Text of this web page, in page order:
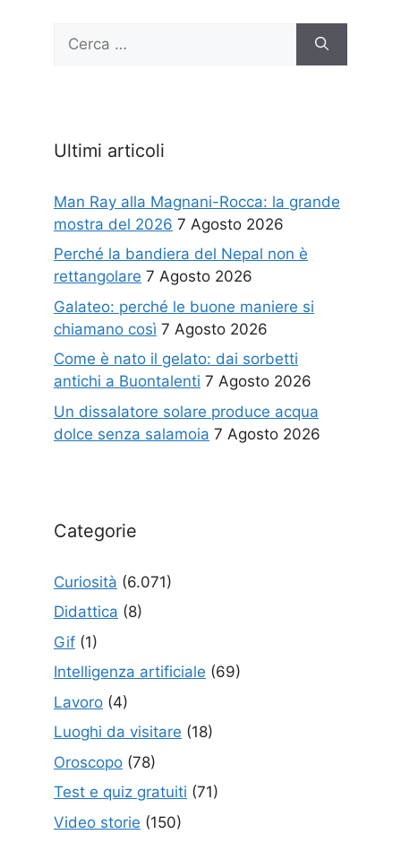
per:
Ultimi articoli
Man Ray alla Magnani-Rocca: la grande
mostra del 2026 7 Agosto 2026
Perché la bandiera del Nepal non è
rettangolare 7 Agosto 2026
Galateo: perché le buone maniere si
chiamano così 7 Agosto 2026
Come è nato il gelato: dai sorbetti
antichi a Buontalenti 7 Agosto 2026
Un dissalatore solare produce acqua
dolce senza salamoia 7 Agosto 2026
Categorie
Curiosità (6.071)
Didattica (8)
Gif (1)
Intelligenza artificiale (69)
Lavoro (4)
Luoghi da visitare (18)
Oroscopo (78)
Test e quiz gratuiti (71)
Video storie (150)